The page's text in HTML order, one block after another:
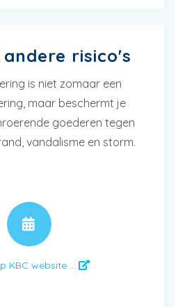
risico's
is niet zomaar een
maar beschermt je
goederen tegen
vandalisme en storm.
KBC website ...